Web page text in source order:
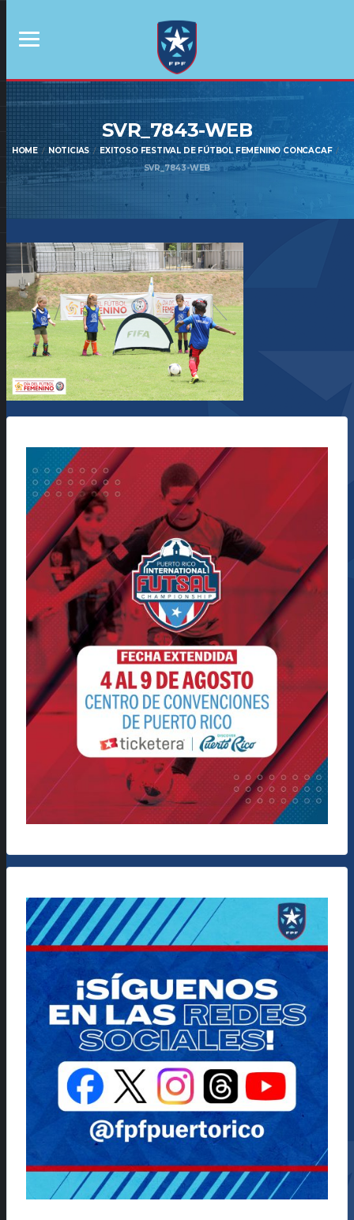
SVR_7843-WEB
HOME NOTICIAS
EXITOSO FESTIVAL DE FÚTBOL FEMENINO CONCACAF
SVR_7843-WEB